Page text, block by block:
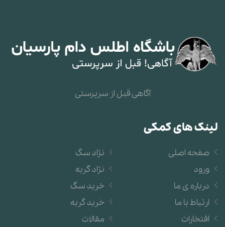
آگاهی قبل از سرپرستی
لینک های کمکی
نژاد سگ
نژاد گربه
خرید سگ
خرید گربه
مقالات
صفحه اصلی
ورود
درباره ی ما
ارتباط با ما
افتخارات